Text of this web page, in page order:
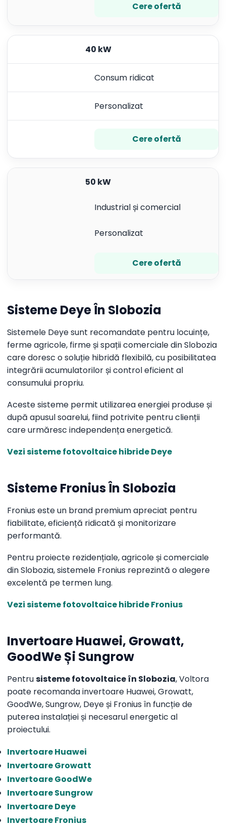
Cere ofertă
40 kW
Consum ridicat
Personalizat
Cere ofertă
50 kW
Industrial și comercial
Personalizat
Cere ofertă
Sisteme Deye În Slobozia
Sistemele Deye sunt recomandate pentru locuințe,
ferme agricole, firme și spații comerciale din Slobozia
care doresc o soluție hibridă flexibilă, cu posibilitatea
integrării acumulatorilor și control eficient al
consumului propriu.
Aceste sisteme permit utilizarea energiei produse și
după apusul soarelui, fiind potrivite pentru clienții
care urmăresc independența energetică.
Vezi sisteme fotovoltaice hibride Deye
Sisteme Fronius În Slobozia
Fronius este un brand premium apreciat pentru
fiabilitate, eficiență ridicată și monitorizare
performantă.
Pentru proiecte rezidențiale, agricole și comerciale
din Slobozia, sistemele Fronius reprezintă o alegere
excelentă pe termen lung.
Vezi sisteme fotovoltaice hibride Fronius
Invertoare Huawei, Growatt,
GoodWe Și Sungrow
Pentrusisteme fotovoltaice în Slobozia, Voltora
poate recomanda invertoare Huawei, Growatt,
GoodWe, Sungrow, Deye și Fronius în funcție de
puterea instalației și necesarul energetic al
proiectului.
Invertoare Huawei
Invertoare Growatt
Invertoare GoodWe
Invertoare Sungrow
Invertoare Deye
Invertoare Fronius